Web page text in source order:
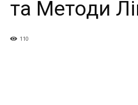
та Методи
110